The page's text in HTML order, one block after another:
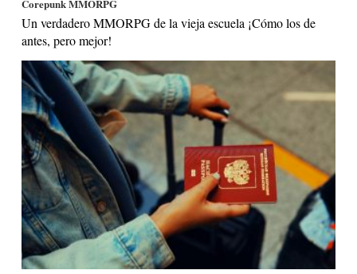
Corepunk MMORPG
Un verdadero MMORPG de la vieja escuela ¡Cómo los de
antes, pero mejor!